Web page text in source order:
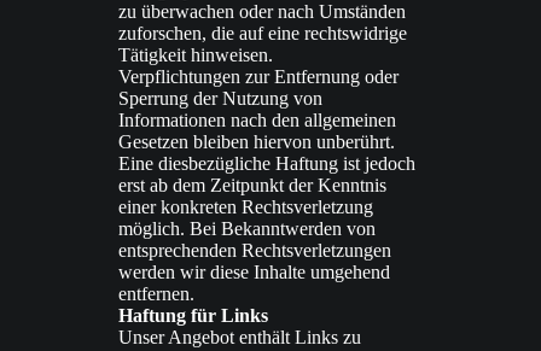
zu überwachen oder nach Umständen
zuforschen, die auf eine rechtswidrige
Tätigkeit hinweisen.
Verpflichtungen zur Entfernung oder
Sperrung der Nutzung von
Informationen nach den allgemeinen
Gesetzen bleiben hiervon unberührt.
Eine diesbezügliche Haftung ist jedoch
erst ab dem Zeitpunkt der Kenntnis
einer konkreten Rechtsverletzung
möglich. Bei Bekanntwerden von
entsprechenden Rechtsverletzungen
werden wir diese Inhalte umgehend
entfernen.
Haftung für Links
Unser Angebot enthält Links zu